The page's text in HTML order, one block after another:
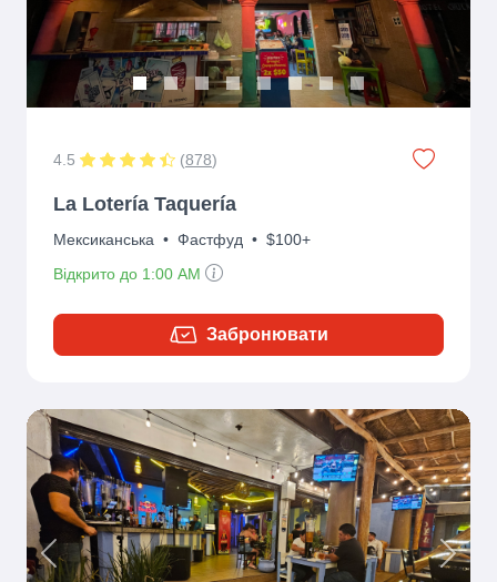
4.5 (878)
La Lotería Taquería
Мексиканська • Фастфуд • $100+
Відкрито до 1:00 AM
Забронювати
Previous Next